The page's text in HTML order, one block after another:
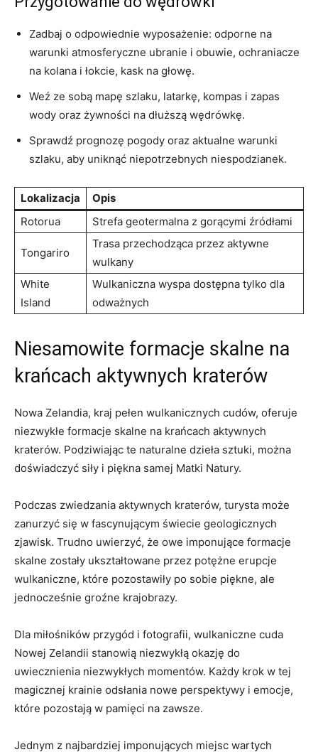
Zadbaj o odpowiednie wyposażenie: odporne ‍na
warunki atmosferyczne⁤ ubranie i obuwie, ochraniacze
na kolana i łokcie, kask na głowę.
Weź ze sobą mapę szlaku, latarkę, kompas i zapas
wody oraz żywności na dłuższą wędrówkę.
Sprawdź prognozę pogody ​oraz aktualne‍ warunki‌
szlaku, ⁤aby uniknąć niepotrzebnych niespodzianek.
Lokalizacja
Opis
Rotorua
Strefa geotermalna z gorącymi źródłami
Tongariro
Trasa przechodząca przez aktywne
wulkany
White⁤
Island
Wulkaniczna wyspa dostępna tylko dla
odważnych
Niesamowite ​formacje​ skalne na
krańcach aktywnych kraterów
Nowa Zelandia,‍ kraj pełen wulkanicznych ⁣cudów, oferuje
niezwykłe⁣ formacje skalne na krańcach aktywnych
kraterów. Podziwiając te naturalne dzieła sztuki,⁢ można
doświadczyć siły i piękna samej Matki Natury.
Podczas zwiedzania aktywnych kraterów, turysta może
zanurzyć się w fascynującym świecie geologicznych⁢
zjawisk. Trudno uwierzyć, że owe imponujące formacje
skalne zostały ukształtowane przez potężne erupcje
wulkaniczne, które pozostawiły po ⁤sobie piękne, ale
jednocześnie groźne krajobrazy.
Dla miłośników przygód i fotografii, ⁤wulkaniczne cuda
Nowej Zelandii stanowią niezwykłą okazję do
uwiecznienia niezwykłych momentów. Każdy krok w tej
magicznej krainie odsłania nowe perspektywy i emocje,
które pozostają ⁢w pamięci na zawsze.
Jednym z najbardziej imponujących miejsc wartych